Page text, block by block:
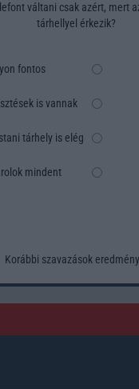
váltani csak azért, mert
tárhellyel érkezik?
fontos
is vannak
tárhely is elég
mindent
Korábbi szavazások